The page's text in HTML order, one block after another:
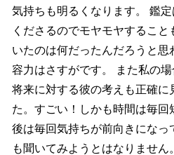
気持ちも明るくなります。 鑑
くださるのでモヤモヤするこ
いたのは何だったんだろうと
容力はさすがです。 また私の
将来に対する彼の考えも正確に
た。すごい！しかも時間は毎回
後は毎回気持ちが前向きになっ
も聞いてみようとはなりません。